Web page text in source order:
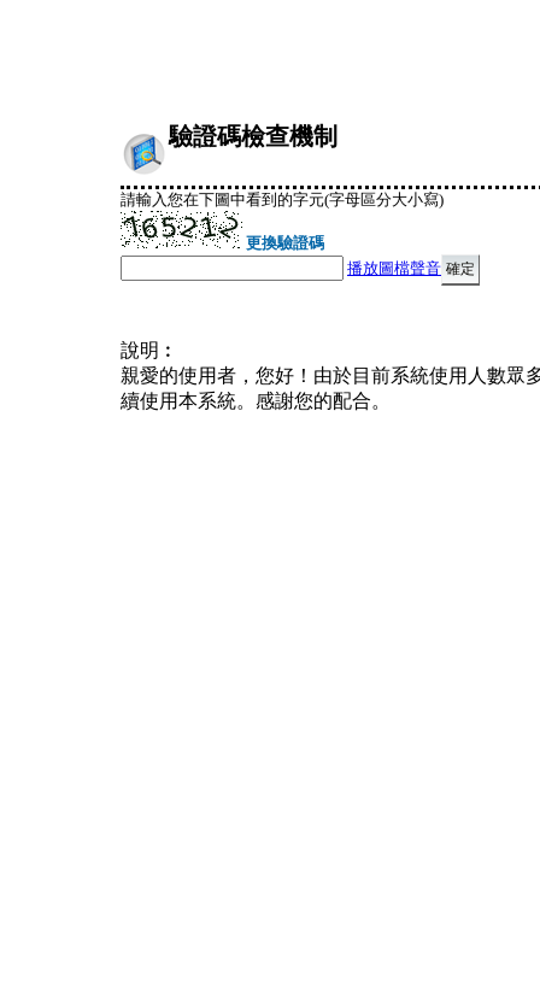
驗證碼檢查機制
請輸入您在下圖中看到的字元(字母區分大小寫)
更換驗證碼
播放圖檔聲音
說明︰
親愛的使用者，您好！由於目前系統使用人數眾
續使用本系統。感謝您的配合。